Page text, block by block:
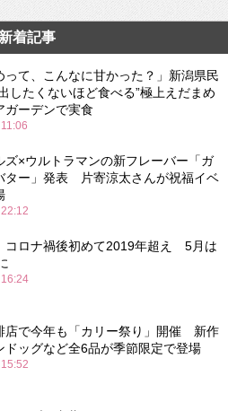
着記事
って、こんなに甘かった？」新潟県民
したくないほど食べる”極上えだまめ
ガーデンで実食
ズ×ウルトラマンの新フレーバー「ガ
ター」発表 片寄涼太さんが祝福イベ
コロナ禍後初めて2019年超え 5月は
店で今年も「カリー祭り」開催 新作
ドッグなど全6品が季節限定で登場